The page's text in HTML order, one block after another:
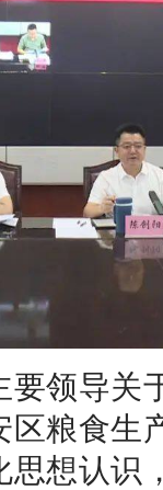
要领导关
区粮食生
思想认识